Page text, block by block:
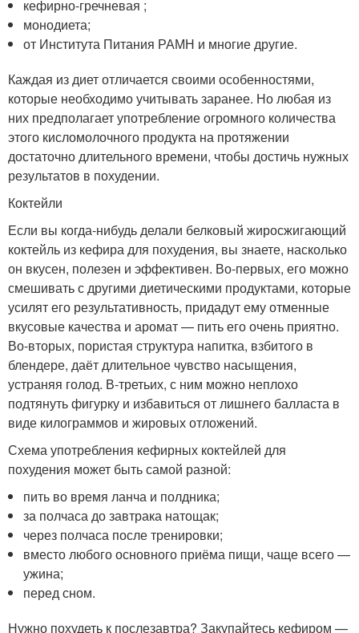
кефирно-гречневая ;
монодиета;
от Института Питания РАМН и многие другие.
Каждая из диет отличается своими особенностями,
которые необходимо учитывать заранее. Но любая из
них предполагает употребление огромного количества
этого кисломолочного продукта на протяжении
достаточно длительного времени, чтобы достичь нужных
результатов в похудении.
Коктейли
Если вы когда-нибудь делали белковый жиросжигающий
коктейль из кефира для похудения, вы знаете, насколько
он вкусен, полезен и эффективен. Во-первых, его можно
смешивать с другими диетическими продуктами, которые
усилят его результативность, придадут ему отменные
вкусовые качества и аромат — пить его очень приятно.
Во-вторых, пористая структура напитка, взбитого в
блендере, даёт длительное чувство насыщения,
устраняя голод. В-третьих, с ним можно неплохо
подтянуть фигурку и избавиться от лишнего балласта в
виде килограммов и жировых отложений.
Схема употребления кефирных коктейлей для
похудения может быть самой разной:
пить во время ланча и полдника;
за полчаса до завтрака натощак;
через полчаса после тренировки;
вместо любого основного приёма пищи, чаще всего —
ужина;
перед сном.
Нужно похудеть к послезавтра? Закупайтесь кефиром —